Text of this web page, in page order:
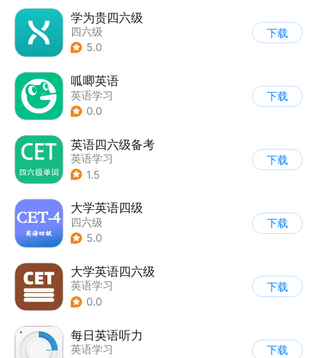
学为贵四六级
四六级
5.0
下载
呱唧英语
英语学习
0.0
下载
英语四六级备考
英语学习
1.5
下载
大学英语四级
四六级
5.0
下载
大学英语四六级
英语学习
0.0
下载
每日英语听力
英语学习
下载